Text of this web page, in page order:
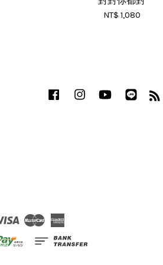
NT$ 1,080
Facebook InstagramYouTube Line
Visa Master